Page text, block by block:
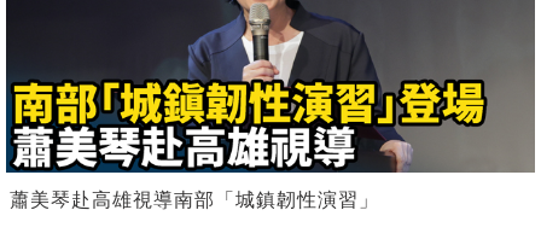
蕭美琴赴高雄視導南部「城鎮韌性演習」